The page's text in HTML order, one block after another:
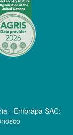
- Embrapa SAC: